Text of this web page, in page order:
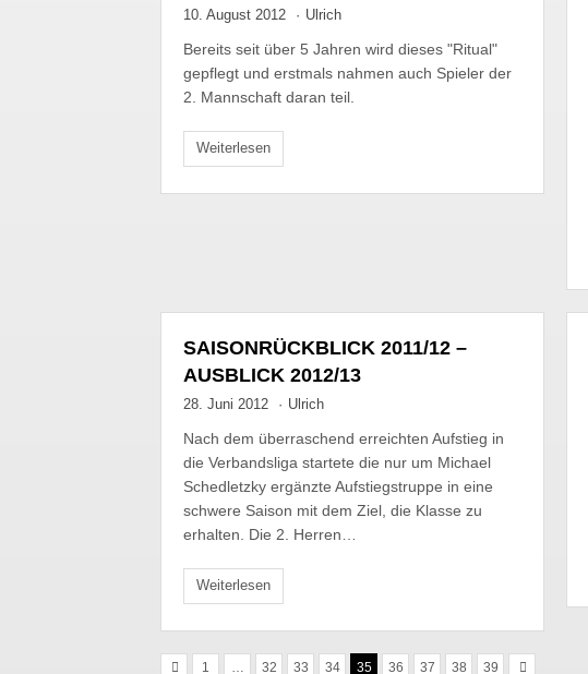
10. August 2012 · Ulrich
Bereits seit über 5 Jahren wird dieses "Ritual"
gepflegt und erstmals nahmen auch Spieler der
2. Mannschaft daran teil.
Weiterlesen
SAISONRÜCKBLICK 2011/12 –
AUSBLICK 2012/13
28. Juni 2012 · Ulrich
Nach dem überraschend erreichten Aufstieg in
die Verbandsliga startete die nur um Michael
Schedletzky ergänzte Aufstiegstruppe in eine
schwere Saison mit dem Ziel, die Klasse zu
erhalten. Die 2. Herren…
Weiterlesen
1 … 32 33 34 35 36 37 38 39